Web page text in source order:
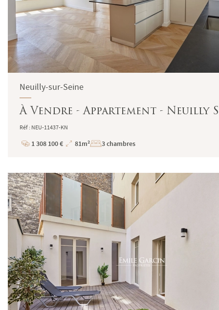
Neuilly-sur-Seine
À Vendre - Appartement - Neuilly
Réf : NEU-11437-KN
Prix
1 308 100 €
Superficie
81m² 3 chambres